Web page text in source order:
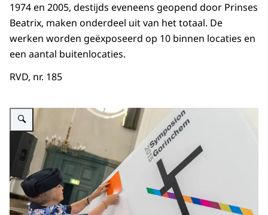
1974 en 2005, destijds eveneens geopend door Prinses
Beatrix, maken onderdeel uit van het totaal. De
werken worden geëxposeerd op 10 binnen locaties en
een aantal buitenlocaties.
RVD, nr. 185
Vergroot afbeelding Prinses Beatrix opent Symposion Gorinchem 2015